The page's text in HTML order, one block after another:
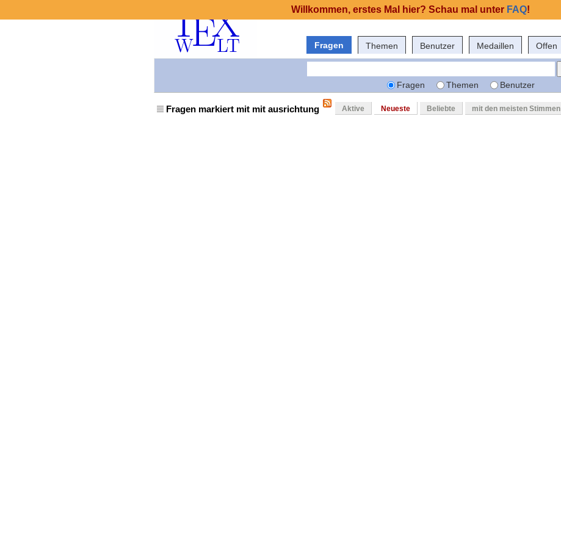
Fragen Themen Benutzer Medaillen Offen
Fragen Themen Benutzer
Fragen markiert mit mit ausrichtung Aktive Neueste Beliebte mit den meisten Stimmen
Willkommen, erstes Mal hier? Schau mal unter FAQ!